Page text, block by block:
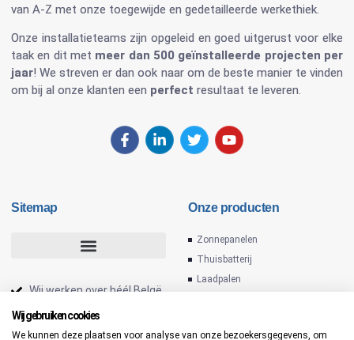
van A-Z met onze toegewijde en gedetailleerde werkethiek.
Onze installatieteams zijn opgeleid en goed uitgerust voor elke
taak en dit met meer dan 500 geïnstalleerde projecten per
jaar! We streven er dan ook naar om de beste manier te vinden
om bij al onze klanten een perfect resultaat te leveren.
Sitemap
Wij werken over héél Belgë
PV installatie
Onze producten
Zonnepanelen
Thuisbatterij
Laadpalen
Wij gebruiken cookies
We kunnen deze plaatsen voor analyse van onze bezoekersgegevens, om